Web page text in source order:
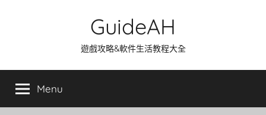
GuideAH
遊戲攻略&軟件生活教程大全
Menu